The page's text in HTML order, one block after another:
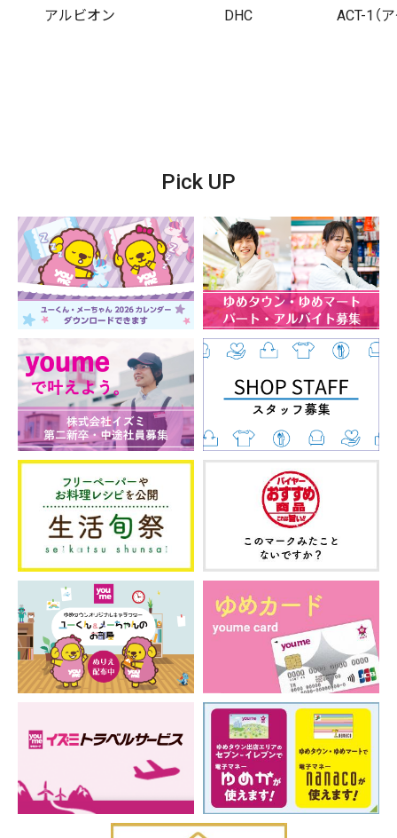
アルビオン DHC ACT-1（
Pick UP